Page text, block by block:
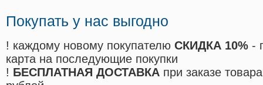
Покупать у нас выгодно
! каждому новому покупателю СКИДКА 10% -
карта на последующие покупки
! БЕСПЛАТНАЯ ДОСТАВКА при заказе